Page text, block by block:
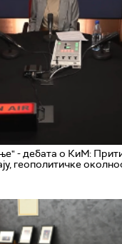
- дебата о КиМ:
геополитичке